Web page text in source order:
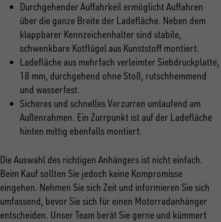
Durchgehender Auffahrkeil ermöglicht Auffahren
über die ganze Breite der Ladefläche. Neben dem
klappbarer Kennzeichenhalter sind stabile,
schwenkbare Kotflügel aus Kunststoff montiert.
Ladefläche aus mehrfach verleimter Siebdruckplatte,
18 mm, durchgehend ohne Stoß, rutschhemmend
und wasserfest.
Sicheres und schnelles Verzurren umlaufend am
Außenrahmen. Ein Zurrpunkt ist auf der Ladefläche
hinten mittig ebenfalls montiert.
Die Auswahl des richtigen Anhängers ist nicht einfach.
Beim Kauf sollten Sie jedoch keine Kompromisse
eingehen. Nehmen Sie sich Zeit und informieren Sie sich
umfassend, bevor Sie sich für einen Motorradanhänger
entscheiden. Unser Team berät Sie gerne und kümmert